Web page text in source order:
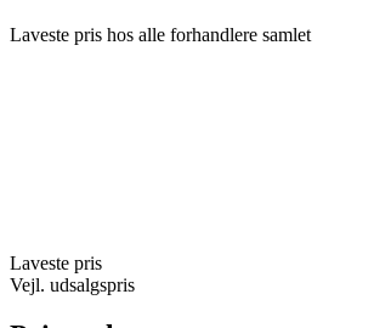
Laveste pris hos alle forhandlere samlet
Laveste pris
Vejl. udsalgspris